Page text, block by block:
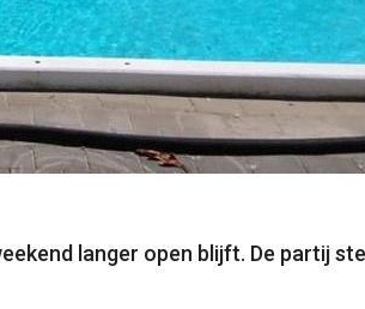
langer open blijft. De partij